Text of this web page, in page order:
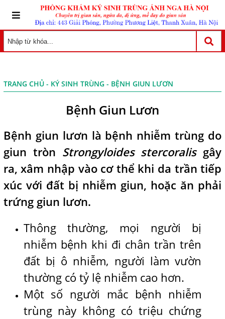
TRANG CHỦ- KÝ SINH TRÙNG - BỆNH GIUN LƯƠN
Bệnh Giun Lươn
Bệnh giun lươn là bệnh nhiễm trùng do
giun tròn Strongyloides stercoralisgây
ra, xâm nhập vào cơ thể khi da trần tiếp
xúc với đất bị nhiễm giun, hoặc ăn phải
trứng giun lươn.
Thông thường, mọi người bị
nhiễm bệnh khi đi chân trần trên
đất bị ô nhiễm, người làm vườn
thường có tỷ lệ nhiễm cao hơn.
Một số người mắc bệnh nhiễm
trùng này không có triệu chứng